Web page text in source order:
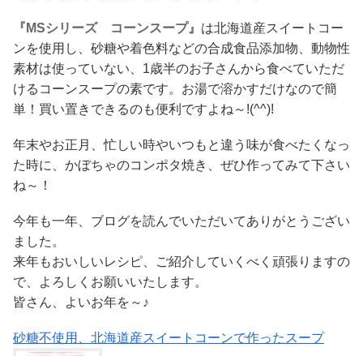
『MSシリーズ コーンスープ』 は北海道産スイートコー
ンを使用し、砂糖や着色料などの合成食品添加物、動物性
素材は使っていない、1歳半のお子さんから食べていただ
けるコーンスープの素です。お湯で溶かすだけなので簡
単！買い置きできるのも便利ですよね～!(^^)!
年末やお正月、忙しい時やいつもと違う味が食べたくなっ
た時に、かぼちゃのコンポタ焼き、ぜひ作ってみて下さい
ね～！
今年も一年、ブログを読んでいただいてありがとうござい
ました。
来年もおいしいレシピ、ご紹介していくべく頑張りますの
で、よろしくお願いいたします。
皆さん、よいお年を～♪
砂糖不使用、北海道産スイートコーンで作ったスープ